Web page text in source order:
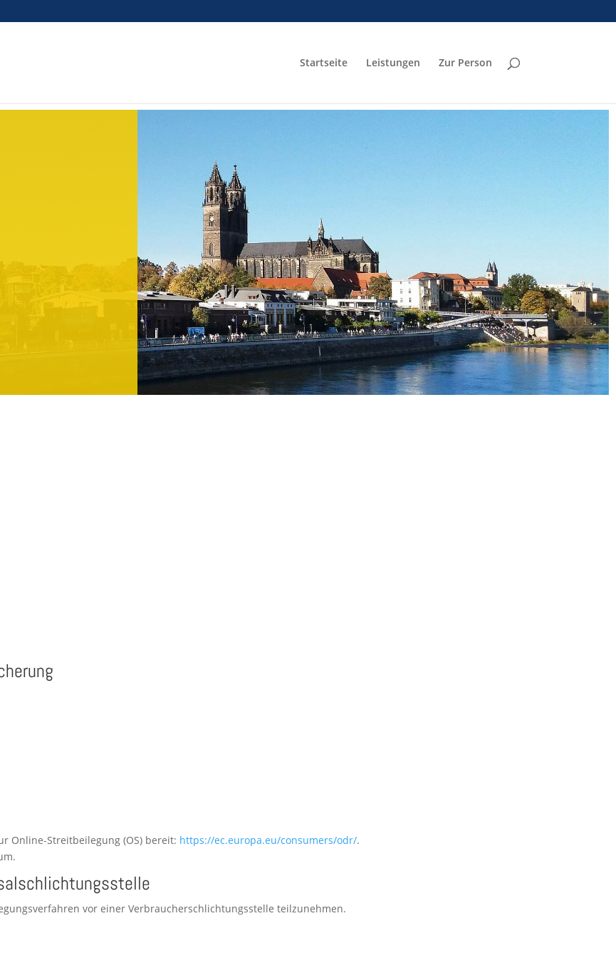
Startseite Leistungen Zur Person
Online-Streit­bei­le­gung (OS) bereit: https://ec.europa.eu/consumers/odr/.
vor einer Ver­brau­cher­schlich­tungs­stel­le teilzunehmen.